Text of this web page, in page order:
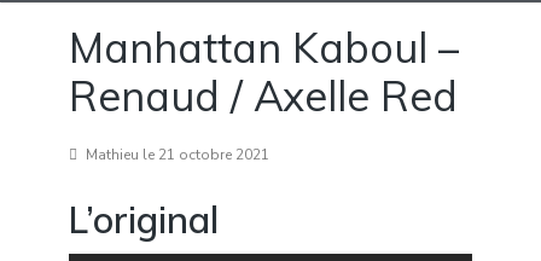
Manhattan Kaboul –
Renaud / Axelle Red
Mathieu le 21 octobre 2021
L’original